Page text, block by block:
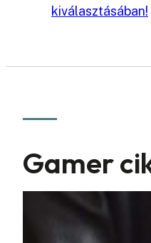
kiválasztásában!
Gamer